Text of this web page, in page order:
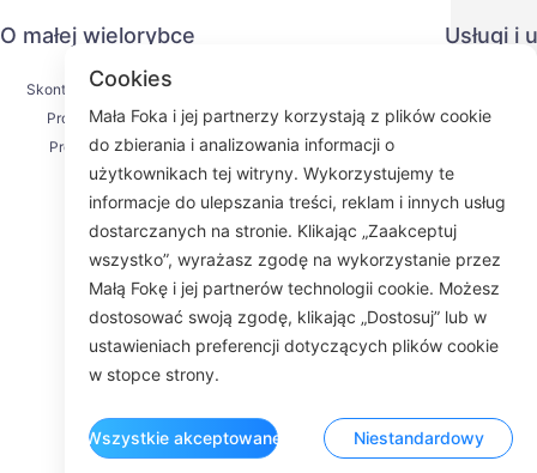
O małej wielorybce
Skontaktuj się z nami
Proces wysyłki
Proces zwrotu
O nas
Usługi i
Metoda
ROOM
Cookies
Mała Foka i jej partnerzy korzystają z plików cookie
do zbierania i analizowania informacji o
użytkownikach tej witryny. Wykorzystujemy te
informacje do ulepszania treści, reklam i innych usług
dostarczanych na stronie. Klikając „Zaakceptuj
wszystko”, wyrażasz zgodę na wykorzystanie przez
Małą Fokę i jej partnerów technologii cookie. Możesz
dostosować swoją zgodę, klikając „Dostosuj” lub w
ustawieniach preferencji dotyczących plików cookie
w stopce strony.
Wszystkie akceptowane Niestandardowy